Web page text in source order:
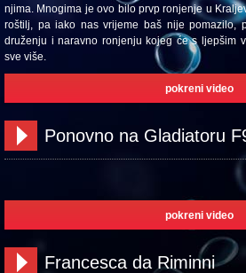
njima. Mnogima je ovo bilo prvp ronjenje u
roštilj, pa iako nas vrijeme baš nije pomazilo,
druženju i naravno ronjenju kojeg će s ljepšim
sve više.
pokreni video
Ponovno na Gladiatoru
pokreni video
Francesca da Riminni